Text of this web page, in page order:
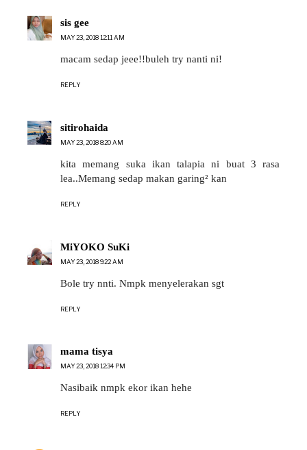
sis gee
MAY 23, 2018 12:11 AM
macam sedap jeee!!buleh try nanti ni!
REPLY
sitirohaida
MAY 23, 2018 8:20 AM
kita memang suka ikan talapia ni buat 3 rasa
lea..Memang sedap makan garing² kan
REPLY
MiYOKO SuKi
MAY 23, 2018 9:22 AM
Bole try nnti. Nmpk menyelerakan sgt
REPLY
mama tisya
MAY 23, 2018 12:34 PM
Nasibaik nmpk ekor ikan hehe
REPLY